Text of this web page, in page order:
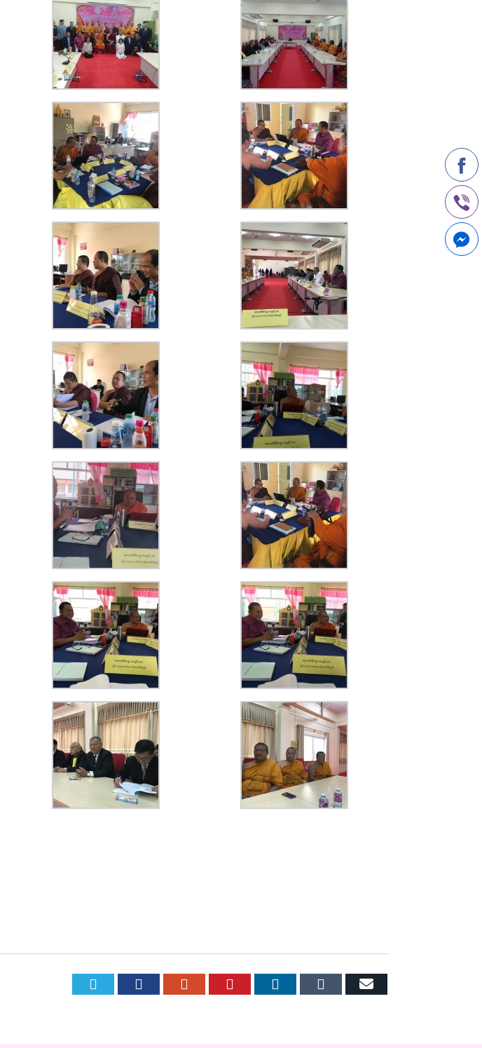
TwitterFacebookGoogle+PinterestLinkedInTumblrEmail